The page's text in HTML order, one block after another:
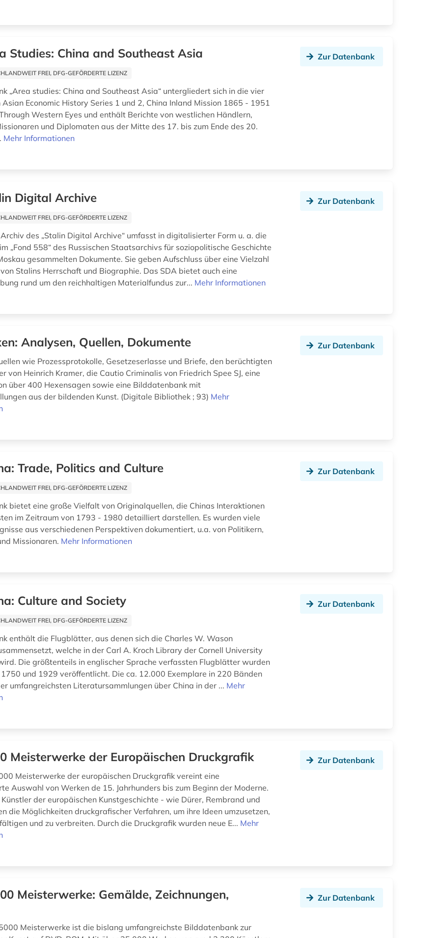
Studies: China and Southeast Asia
FREI, DFG-GEFÖRDERTE LIZENZ
„Area studies: China and Southeast Asia“ untergliedert sich in die vier
Asian Economic History Series 1 und 2, China Inland Mission 1865 - 1951
Western Eyes und enthält Berichte von westlichen Händlern,
und Diplomaten aus der Mitte des 17. bis zum Ende des 20.
Mehr Informationen
Zur Datenbank
Digital Archive
FREI, DFG-GEFÖRDERTE LIZENZ
des „Stalin Digital Archive“ umfasst in digitalisierter Form u. a. die
„Fond 558“ des Russischen Staatsarchivs für soziopolitische Geschichte
gesammelten Dokumente. Sie geben Aufschluss über eine Vielzahl
Stalins Herrschaft und Biographie. Das SDA bietet auch eine
rund um den reichhaltigen Materialfundus zur... Mehr Informationen
Zur Datenbank
Analysen, Quellen, Dokumente
wie Prozessprotokolle, Gesetzeserlasse und Briefe, den berüchtigten
von Heinrich Kramer, die Cautio Criminalis von Friedrich Spee SJ, eine
über 400 Hexensagen sowie eine Bilddatenbank mit
aus der bildenden Kunst. (Digitale Bibliothek ; 93) Mehr
Zur Datenbank
Trade, Politics and Culture
FREI, DFG-GEFÖRDERTE LIZENZ
bietet eine große Vielfalt von Originalquellen, die Chinas Interaktionen
im Zeitraum von 1793 - 1980 detailliert darstellen. Es wurden viele
aus verschiedenen Perspektiven dokumentiert, u.a. von Politikern,
Missionaren. Mehr Informationen
Zur Datenbank
Culture and Society
FREI, DFG-GEFÖRDERTE LIZENZ
enthält die Flugblätter, aus denen sich die Charles W. Wason
welche in der Carl A. Kroch Library der Cornell University
Die größtenteils in englischer Sprache verfassten Flugblätter wurden
und 1929 veröffentlicht. Die ca. 12.000 Exemplare in 220 Bänden
umfangreichsten Literatursammlungen über China in der ... Mehr
Zur Datenbank
Meisterwerke der Europäischen Druckgrafik
Meisterwerke der europäischen Druckgrafik vereint eine
Auswahl von Werken de 15. Jahrhunders bis zum Beginn der Moderne.
der europäischen Kunstgeschichte - wie Dürer, Rembrand und
die Möglichkeiten druckgrafischer Verfahren, um ihre Ideen umzusetzen,
und zu verbreiten. Durch die Druckgrafik wurden neue E... Mehr
Zur Datenbank
Meisterwerke: Gemälde, Zeichnungen,
Meisterwerke ist die bislang umfangreichste Bilddatenbank zur
Zur Datenbank